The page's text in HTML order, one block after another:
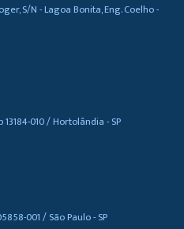
S/N - Lagoa Bonita, Eng. Coelho -
010 / Hortolândia - SP
001 / São Paulo - SP